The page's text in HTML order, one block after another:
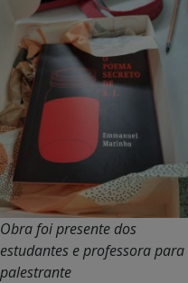
Obra foi presente dos
estudantes e professora para
palestrante